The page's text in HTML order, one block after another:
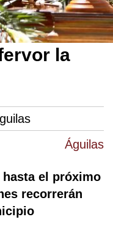
Águilas
la
hasta el próximo
recorrerán